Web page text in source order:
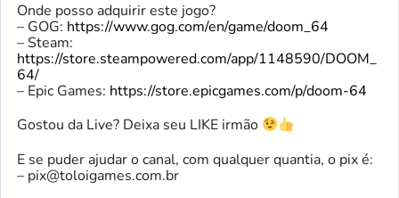
Onde posso adquirir este jogo?
– GOG: https://www.gog.com/en/game/doom_64
– Steam:
https://store.steampowered.com/app/1148590/DOOM_
64/
– Epic Games: https://store.epicgames.com/p/doom-64
Gostou da Live? Deixa seu LIKE irmão
E se puder ajudar o canal, com qualquer quantia, o pix é:
– pix@toloigames.com.br